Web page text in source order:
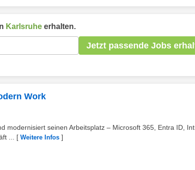
Karlsruhe erhalten.
Jetzt passende Jobs
Work
modernisiert seinen Arbeitsplatz – Microsoft 365, Entra ID,
...
[ Weitere Infos ]